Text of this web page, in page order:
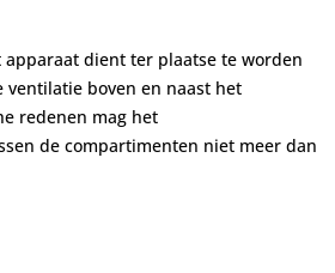
dient ter plaatse te worden
ventilatie boven en naast het
redenen mag het
de compartimenten niet meer dan